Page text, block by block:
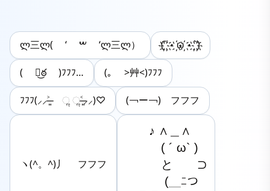
ლ三ლ( ‘ ‎ࠔ ‘ლ三ლ） (҉´҉・҉ω҉・҉`҉)
( ఠ͜ఠ )ﾌﾌﾌ… (｡ >艸<)ﾌﾌﾌ
ﾌﾌﾌ(⸝⸝˃̶͈ ૢ ૢ˂̶͈⸝⸝)♡ (￢ー￢) フフフ
ヽ(^。^)丿 フフフ
♪ ∧＿∧
( ´ ω` )
と　　⊃
(＿ﾆつ